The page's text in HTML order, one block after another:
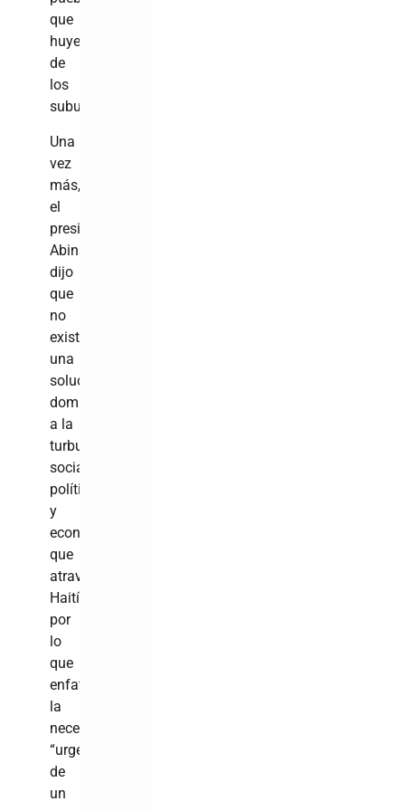
que
huye
de
los
suburbios.
Una
vez
más,
el
presidente
Abinader
dijo
que
no
existe
una
solución
dominicana
a la
turbulencia
social,
política
y
económica
que
atraviesa
Haití,
por
lo
que
enfatizó
la
necesidad
“urgente”
de
un